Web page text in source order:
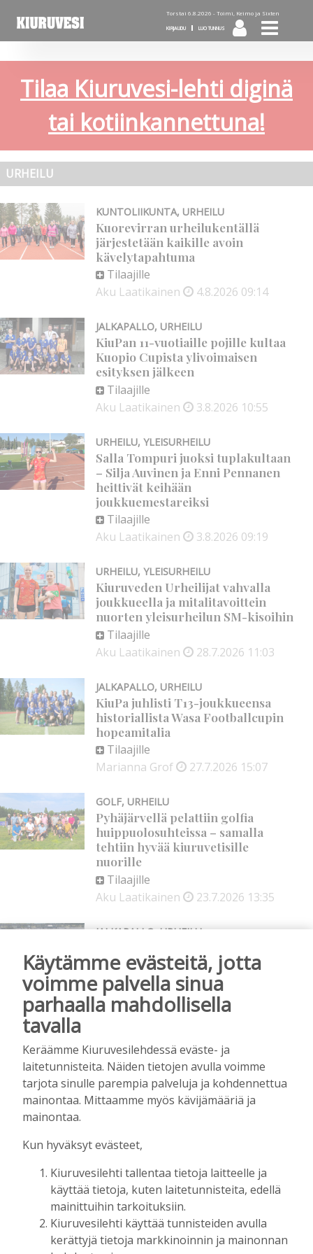
Torstai 6.8.2026 - Toimi, Keimo ja Sixten
KIRJAUDU LUO TUNNUS
Tilaa Kiuruvesi-lehti diginä
tai kotiinkannettuna!
URHEILU
KUNTOLIIKUNTA, URHEILU
Kuorevirran urheilukentällä
järjestetään kaikille avoin
kävelytapahtuma
Tilaajille
Aku Laatikainen
4.8.2026 09:14
JALKAPALLO, URHEILU
KiuPan 11-vuotiaille pojille kultaa
Kuopio Cupista ylivoimaisen
esityksen jälkeen
Tilaajille
Aku Laatikainen
3.8.2026 10:55
URHEILU,YLEISURHEILU
Salla Tompuri juoksi tuplakultaan
– Silja Auvinen ja Enni Pennanen
heittivät keihään
joukkuemestareiksi
Tilaajille
Aku Laatikainen
3.8.2026 09:19
URHEILU,YLEISURHEILU
Kiuruveden Urheilijat vahvalla
joukkueella ja mitalitavoittein
nuorten yleisurheilun SM-kisoihin
Tilaajille
Aku Laatikainen
28.7.2026 11:03
JALKAPALLO, URHEILU
KiuPa juhlisti T13-joukkueensa
historiallista Wasa Footballcupin
hopeamitalia
Tilaajille
Marianna Grof
27.7.2026 15:07
GOLF, URHEILU
Pyhäjärvellä pelattiin golfia
huippuolosuhteissa – samalla
tehtiin hyvää kiuruvetisille
nuorille
Tilaajille
Aku Laatikainen
23.7.2026 13:35
JALKAPALLO,URHEILU
poikien Kokkola Cupissa –
joukkueessa oli mukana myös
KiuPan pelaajia
Tilaajille
JALKAPALLO,URHEILU
KiuPan ja PK-37:n tytöille pronssia
Kokkola Cupista
Kiuruveden Urheilijat sai ison
lahjoituksen lasten ja nuorten
liikuntaan
Tilaajille
Aku Laatikainen
18.7.202611:00
Käytämme evästeitä, jotta
voimme palvella sinua
parhaalla mahdollisella
tavalla
Keräämme Kiuruvesilehdessä eväste- ja
laitetunnisteita. Näiden tietojen avulla voimme
tarjota sinulle parempia palveluja ja kohdennettua
mainontaa. Mittaamme myös kävijämääriä ja
mainontaa.
Kun hyväksyt evästeet,
Kiuruvesilehti tallentaa tietoja laitteelle ja
käyttää tietoja, kuten laitetunnisteita, edellä
mainittuihin tarkoituksiin.
Kiuruvesilehti käyttää tunnisteiden avulla
kerättyjä tietoja markkinoinnin ja mainonnan